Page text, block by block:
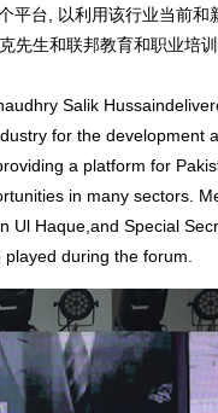
平台, 以利用该行业当前和
先生和联邦教育和职业培
Salik
for the development
a platform for
in many sectors.
Ul Haque,and Special
during the forum.